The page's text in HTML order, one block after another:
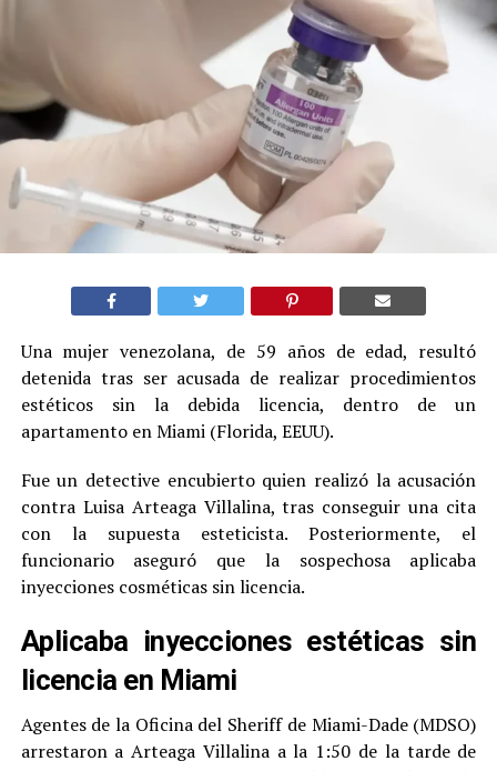
Una mujer venezolana, de 59 años de edad, resultó
detenida tras ser acusada de realizar procedimientos
estéticos sin la debida licencia, dentro de un
apartamento en Miami (Florida, EEUU).
Fue un detective encubierto quien realizó la acusación
contra Luisa Arteaga Villalina, tras conseguir una cita
con la supuesta esteticista. Posteriormente, el
funcionario aseguró que la sospechosa aplicaba
inyecciones cosméticas sin licencia.
Aplicaba inyecciones estéticas sin
licencia en Miami
Agentes de la Oficina del Sheriff de Miami-Dade (MDSO)
arrestaron a Arteaga Villalina a la 1:50 de la tarde de